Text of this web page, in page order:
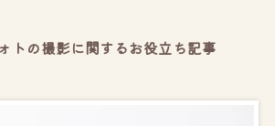
トの撮影に関するお役立ち記事